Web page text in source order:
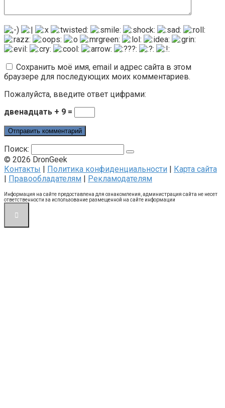
Сохранить моё имя, email и адрес сайта в этом
браузере для последующих моих комментариев.
Пожалуйста, введите ответ цифрами:
двенадцать + 9 =
Поиск:
© 2026 DronGeek
Контакты | Политика конфиденциальности | Карта сайта
| Правообладателям | Рекламодателям
Информация на сайте предоставлена для ознакомления, администрация сайта не несет
ответственности за использование размещенной на сайте информации